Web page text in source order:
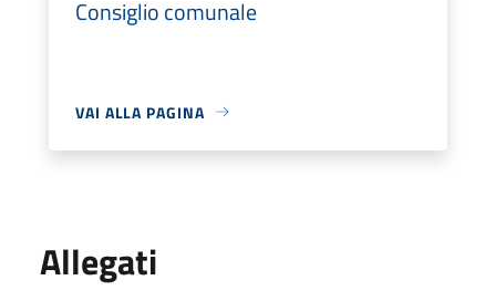
Consiglio comunale
VAI ALLA PAGINA
Allegati